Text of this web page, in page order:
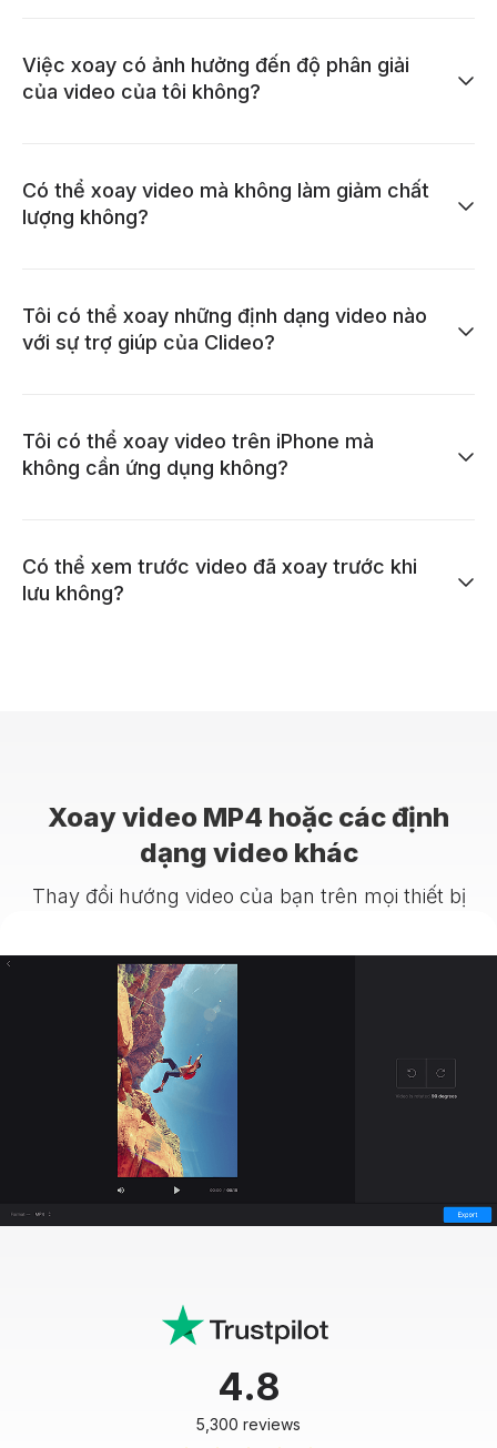
Việc xoay có ảnh hưởng đến độ phân giải
của video của tôi không?
Có thể xoay video mà không làm giảm chất
lượng không?
Tôi có thể xoay những định dạng video nào
với sự trợ giúp của Clideo?
Tôi có thể xoay video trên iPhone mà
không cần ứng dụng không?
Có thể xem trước video đã xoay trước khi
lưu không?
Xoay video MP4 hoặc các định
dạng video khác
Thay đổi hướng video của bạn trên mọi thiết bị
4.8
5,300 reviews